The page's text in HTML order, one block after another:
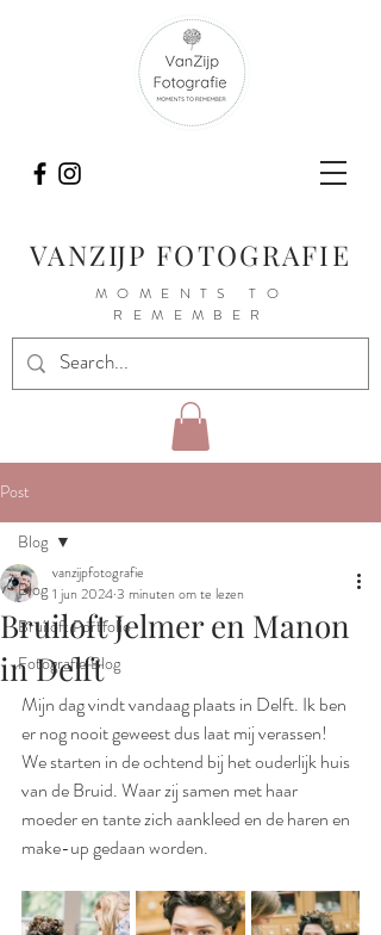
VANZIJP FOTOGRAFIE
MOMENTS TO
REMEMBER
Post
Blog
Bruiloft Portfolio
Fotografie Blog
Blog
Bruiloft Jelmer en Manon
in Delft
vanzijpfotografie
1 jun 20243 minuten om te lezen
Mijn dag vindt vandaag plaats in Delft. Ik ben
er nog nooit geweest dus laat mij verassen!
We starten in de ochtend bij het ouderlijk huis
van de Bruid. Waar zij samen met haar
moeder en tante zich aankleed en de haren en
make-up gedaan worden.